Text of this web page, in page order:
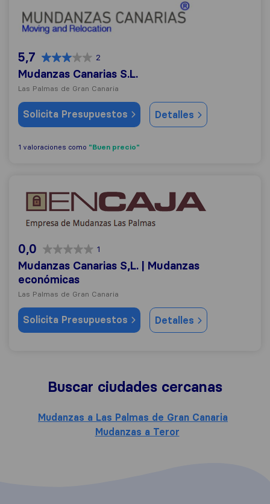
5,7 2
Mudanzas Canarias S.L.
Las Palmas de Gran Canaria
Solicita Presupuestos Detalles
1 valoraciones como "Buen precio"
Mudanzas Canarias S,L. | Mudanzas económicas
0,0 1
Mudanzas Canarias S,L. | Mudanzas
económicas
Las Palmas de Gran Canaria
Solicita Presupuestos Detalles
Buscar ciudades cercanas
Mudanzas a Las Palmas de Gran Canaria
Mudanzas a Teror